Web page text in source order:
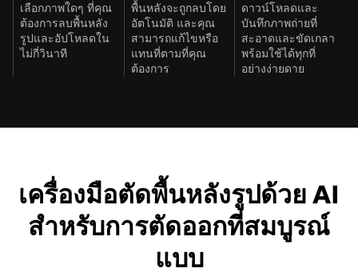
เลือกภาพใดๆ ที่คุณ
ต้องการลบพื้นหลัง
รูปและอัปโหลดใน
ไม่กี่วินาที
พื้นหลังจะถูกลบโดย
อัตโนมัติ และคุณ
สามารถแก้ไขหรือ
แทนที่ตามที่คุณ
ต้องการ
ดาวน์โหลดและ
บันทึกภาพถ่ายที่
สะอาดและขัดเกลา
พร้อมใช้ได้ทุกที่
อย่างง่ายดาย
เครื่องมือตัดพื้นหลังรูปด้วย AI
สำหรับการตัดออกที่สมบูรณ์
แบบ